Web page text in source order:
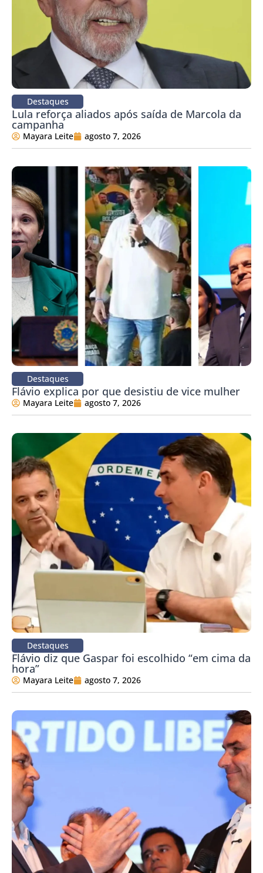
Destaques
Lula reforça aliados após saída de Marcola da
campanha
Mayara Leite agosto 7, 2026
Destaques
Flávio explica por que desistiu de vice mulher
Mayara Leite agosto 7, 2026
Destaques
Flávio diz que Gaspar foi escolhido “em cima da
hora”
Mayara Leite agosto 7, 2026